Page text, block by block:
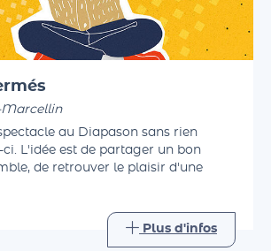
Marcellin
au Diapason sans rien
ci. L'idée est de partager un bon